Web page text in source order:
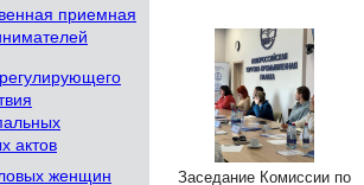
приемная
актов
женщин
Заседание Комиссии по